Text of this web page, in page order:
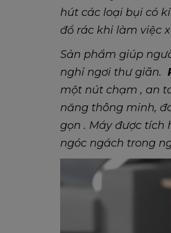
hút các loại bụi có
đổ rác khi làm việc
Sản phẩm giúp
nghỉ ngơi thư giãn.
một nút chạm , an
năng thông minh,
gọn . Máy được tích
ngóc ngách trong